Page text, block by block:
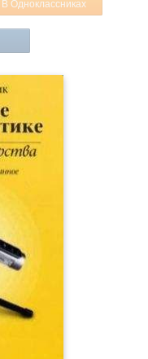
В Одноклассниках